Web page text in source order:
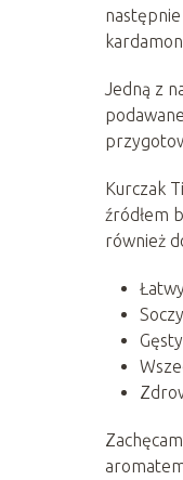
Jedną z
Kurczak
źródłem
również